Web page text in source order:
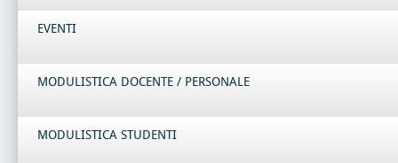
EVENTI
MODULISTICA DOCENTE / PERSONALE
MODULISTICA STUDENTI